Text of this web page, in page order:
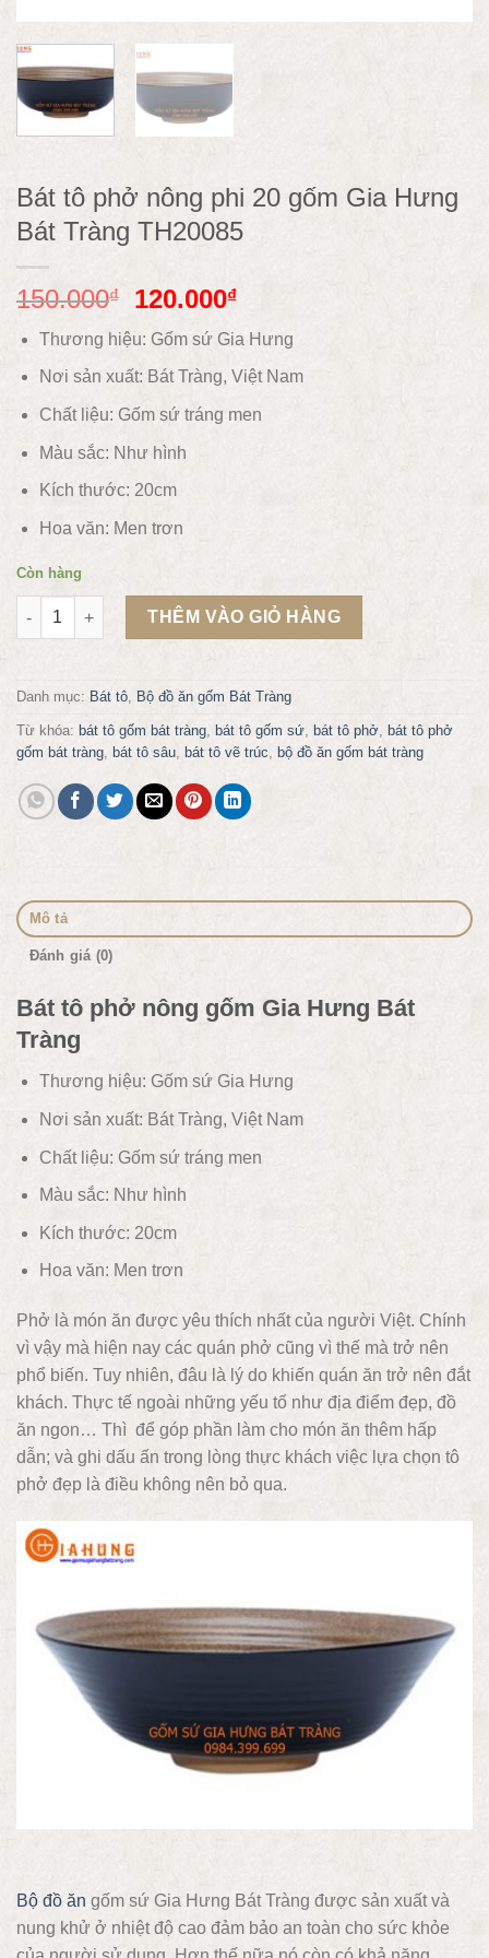
Bát tô phở nông phi 20 gốm Gia Hưng
Bát Tràng TH20085
150.000₫ 120.000₫
Thương hiệu: Gốm sứ Gia Hưng
Nơi sản xuất: Bát Tràng, Việt Nam
Chất liệu: Gốm sứ tráng men
Màu sắc: Như hình
Kích thước: 20cm
Hoa văn: Men trơn
Còn hàng
Bát tô phở nông phi 20 gốm Gia Hưng Bát Tràng TH20085 số
THÊM VÀO GIỎ HÀNG
Danh mục: Bát tô, Bộ đồ ăn gốm Bát Tràng
Từ khóa: bát tô gốm bát tràng, bát tô gốm sứ, bát tô phở, bát tô phở
gốm bát tràng, bát tô sâu, bát tô vẽ trúc, bộ đồ ăn gốm bát tràng
Mô tả
Đánh giá (0)
Bát tô phở nông gốm Gia Hưng Bát
Tràng
Thương hiệu: Gốm sứ Gia Hưng
Nơi sản xuất: Bát Tràng, Việt Nam
Chất liệu: Gốm sứ tráng men
Màu sắc: Như hình
Kích thước: 20cm
Hoa văn: Men trơn
Phở là món ăn được yêu thích nhất của người Việt. Chính
vì vậy mà hiện nay các quán phở cũng vì thế mà trở nên
phổ biến. Tuy nhiên, đâu là lý do khiến quán ăn trở nên đắt
khách. Thực tế ngoài những yếu tố như địa điểm đẹp, đồ
ăn ngon… Thì để góp phần làm cho món ăn thêm hấp
dẫn; và ghi dấu ấn trong lòng thực khách việc lựa chọn tô
phở đẹp là điều không nên bỏ qua.
Bộ đồ ăn gốm sứ Gia Hưng Bát Tràng được sản xuất và
nung khử ở nhiệt độ cao đảm bảo an toàn cho sức khỏe